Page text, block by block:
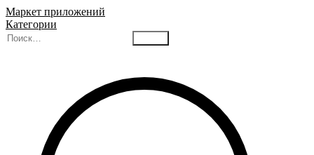
Маркет приложений
Категории